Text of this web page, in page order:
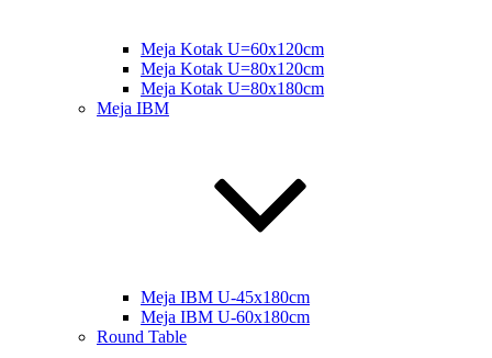
Meja Kotak U=60x120cm
Meja Kotak U=80x120cm
Meja Kotak U=80x180cm
Meja IBM
Meja IBM U-45x180cm
Meja IBM U-60x180cm
Round Table